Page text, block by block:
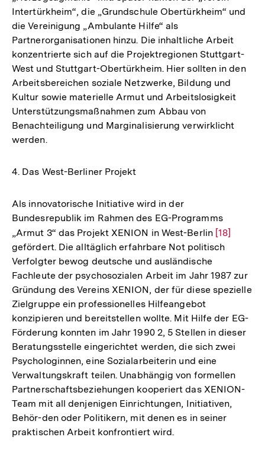
Intertürkheim“, die „Grundschule Obertürkheim“ und
die Vereinigung „Ambulante Hilfe“ als
Partnerorganisationen hinzu. Die inhaltliche Arbeit
konzentrierte sich auf die Projektregionen Stuttgart-
West und Stuttgart-Obertürkheim. Hier sollten in den
Arbeitsbereichen soziale Netzwerke, Bildung und
Kultur sowie materielle Armut und Arbeitslosigkeit
Unterstützungsmaßnahmen zum Abbau von
Benachteiligung und Marginalisierung verwirklicht
werden.
4. Das West-Berliner Projekt
Als innovatorische Initiative wird in der
Bundesrepublik im Rahmen des EG-Programms
„Armut 3“ das Projekt XENION in West-Berlin Zur
Auflösung
Fußnote
[18]
gefördert. Die alltäglich erfahrbare Not politisch
Verfolgter bewog deutsche und ausländische
Fachleute der psychosozialen Arbeit im Jahr 1987 zur
Gründung des Vereins XENION, der für diese spezielle
Zielgruppe ein professionelles Hilfeangebot
konzipieren und bereitstellen wollte. Mit Hilfe der EG-
Förderung konnten im Jahr 1990 2, 5 Stellen in dieser
Beratungsstelle eingerichtet werden, die sich zwei
Psychologinnen, eine Sozialarbeiterin und eine
Verwaltungskraft teilen. Unabhängig von formellen
Partnerschaftsbeziehungen kooperiert das XENION-
Team mit all denjenigen Einrichtungen, Initiativen,
Behör-den oder Politikern, mit denen es in seiner
praktischen Arbeit konfrontiert wird.